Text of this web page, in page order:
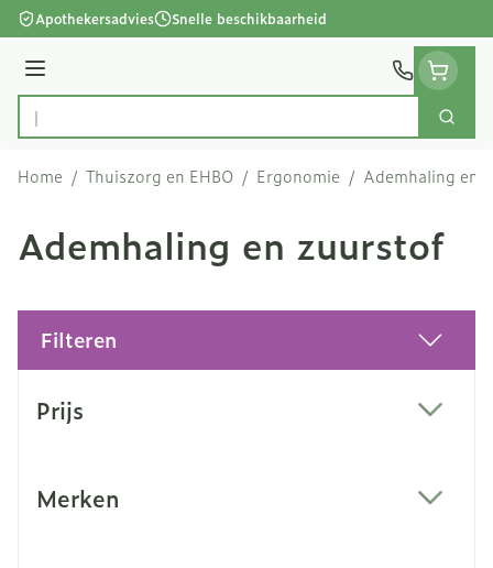
Ga naar de inhoud
Apothekersadvies Snelle beschikbaarheid
Menu
Product, merk, categorie...
Zoek
Home / Thuiszorg en EHBO / Ergonomie / Ademhaling en
Ademhaling en zuurstof
Filteren
Prijs
Merken